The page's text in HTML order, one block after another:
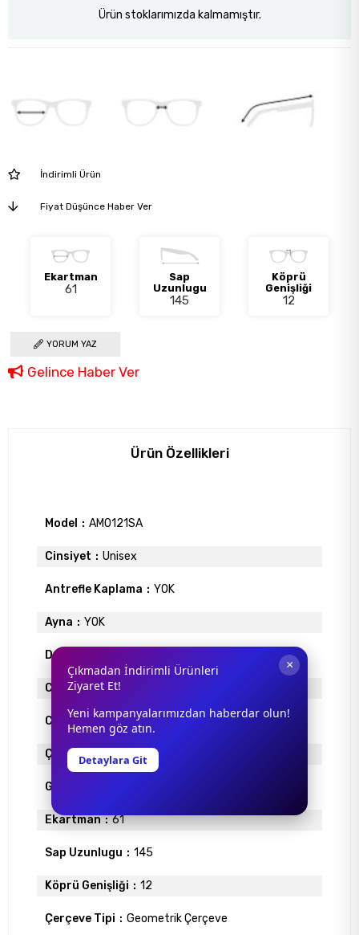
Ürün stoklarımızda kalmamıştır.
İndirimli Ürün
Fiyat Düşünce Haber Ver
Ekartman
61
Sap
Uzunlugu
145
Köprü
Genişliği
12
YORUM YAZ
Gelince Haber Ver
Ürün Özellikleri
Model AM0121SA
Cinsiyet Unisex
Antrefle Kaplama YOK
Ayna YOK
Degrade
Cam Materyali
Cam Rengi SİYAH
Çerçeve Materyali
Gövde Rengi
Ekartman 61
Sap Uzunlugu 145
Köprü Genişliği 12
Çerçeve Tipi Geometrik Çerçeve
×
Çıkmadan İndirimli Ürünleri
Ziyaret Et!
Yeni kampanyalarımızdan haberdar olun!
Hemen göz atın.
Detaylara Git